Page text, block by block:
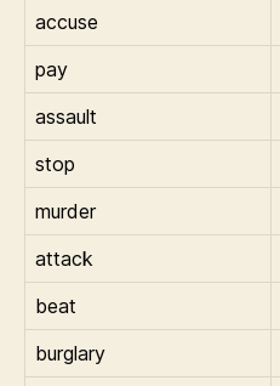
accuse
pay
assault
stop
murder
attack
beat
burglary